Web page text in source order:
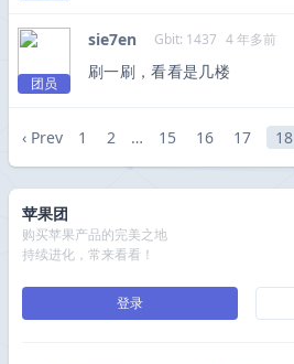
团员
sie7en Gbit: 1437 4 年多前
刷一刷，看看是几楼
‹ Prev 1 2 … 15 16 17 18
苹果团
购买苹果产品的完美之地
持续进化，常来看看！
登录